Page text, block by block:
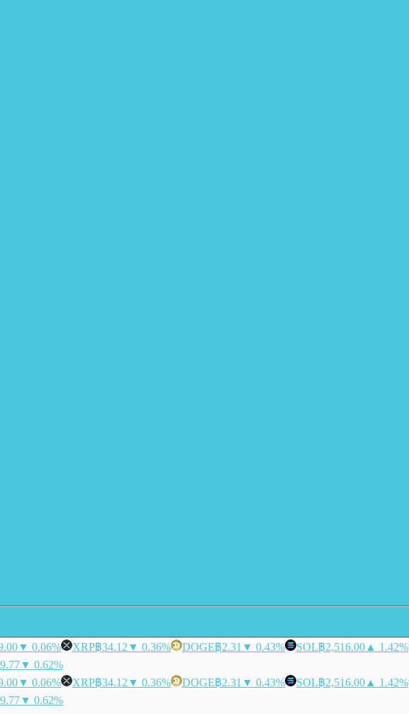
▼ 0.06% XRP฿34.12 ▼ 0.36% DOGE฿2.31 ▼ 0.43% SOL฿2,516.00 ▲ 1.42%
▼ 0.62%
▼ 0.06% XRP฿34.12 ▼ 0.36% DOGE฿2.31 ▼ 0.43% SOL฿2,516.00 ▲ 1.42%
▼ 0.62%